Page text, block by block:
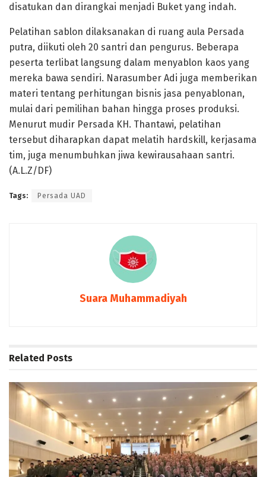
disatukan dan dirangkai menjadi Buket yang indah.
Pelatihan sablon dilaksanakan di ruang aula Persada
putra, diikuti oleh 20 santri dan pengurus. Beberapa
peserta terlibat langsung dalam menyablon kaos yang
mereka bawa sendiri. Narasumber Adi juga memberikan
materi tentang perhitungan bisnis jasa penyablonan,
mulai dari pemilihan bahan hingga proses produksi.
Menurut mudir Persada KH. Thantawi, pelatihan
tersebut diharapkan dapat melatih hardskill, kerjasama
tim, juga menumbuhkan jiwa kewirausahaan santri.
(A.L.Z/DF)
Tags: Persada UAD
Suara Muhammadiyah
Related Posts